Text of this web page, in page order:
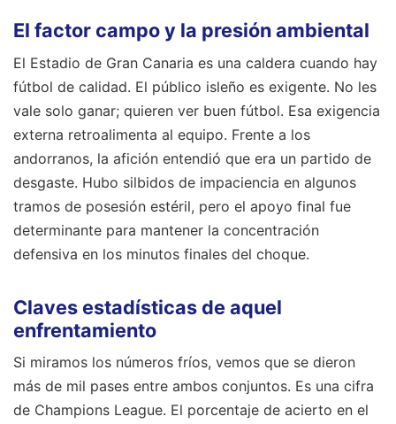
El factor campo y la presión ambiental
El Estadio de Gran Canaria es una caldera cuando hay
fútbol de calidad. El público isleño es exigente. No les
vale solo ganar; quieren ver buen fútbol. Esa exigencia
externa retroalimenta al equipo. Frente a los
andorranos, la afición entendió que era un partido de
desgaste. Hubo silbidos de impaciencia en algunos
tramos de posesión estéril, pero el apoyo final fue
determinante para mantener la concentración
defensiva en los minutos finales del choque.
Claves estadísticas de aquel
enfrentamiento
Si miramos los números fríos, vemos que se dieron
más de mil pases entre ambos conjuntos. Es una cifra
de Champions League. El porcentaje de acierto en el